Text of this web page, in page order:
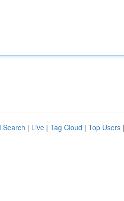
Search | Live | Tag Cloud | Top Users